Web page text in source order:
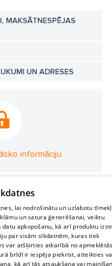
MAKSĀTNESPĒJAS
UN ADRESES
informāciju
lai nodrošinātu un uzlabotu
un satura ģenerēšanai, veiktu
apkopošanu, kā arī produktu
par visām sīkdatnēm, kuras tiek
var atšķirties atkarībā no
brīdī ir iespēja piekrist, atteikties
kā arī tās atsaukšana vai